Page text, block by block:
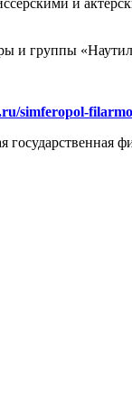
и группы
simferopol-
государственная